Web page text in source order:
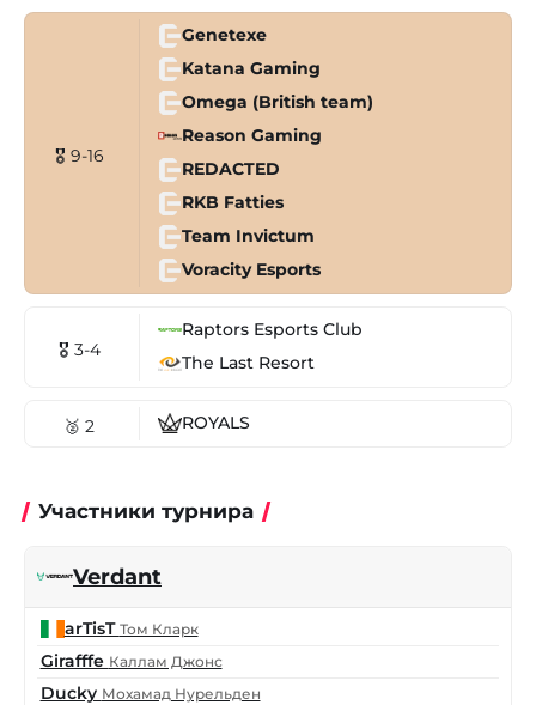
🎖 9-16
Genetexe
Katana Gaming
Omega (British team)
Reason Gaming
REDACTED
RKB Fatties
Team Invictum
Voracity Esports
🎖 3-4
Raptors Esports Club
The Last Resort
🥈 2 ROYALS
Участники турнира
Verdant
arTisT Том Кларк
Girafffe Каллам Джонс
Ducky Мохамад Нурельден